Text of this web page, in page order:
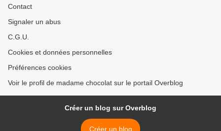
Contact
Signaler un abus
C.G.U.
Cookies et données personnelles
Préférences cookies
Voir le profil de madame chocolat sur le portail Overblog
Créer un blog sur Overblog
Créer un blog